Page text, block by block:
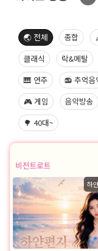
🌏 전체 종합
클래식
락&메탈
🎹 연주
📻 추억음
🎮 게임
음악방송
🌳 40대~
비전트로트
하